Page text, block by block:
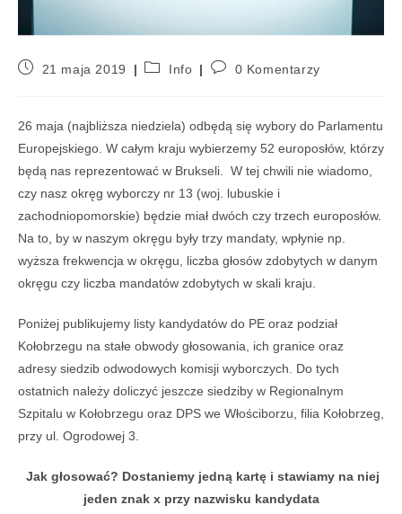
21 maja 2019 Info 0 Komentarzy
26 maja (najbliższa niedziela) odbędą się wybory do Parlamentu
Europejskiego. W całym kraju wybierzemy 52 europosłów, którzy
będą nas reprezentować w Brukseli. W tej chwili nie wiadomo,
czy nasz okręg wyborczy nr 13 (woj. lubuskie i
zachodniopomorskie) będzie miał dwóch czy trzech europosłów.
Na to, by w naszym okręgu były trzy mandaty, wpłynie np.
wyższa frekwencja w okręgu, liczba głosów zdobytych w danym
okręgu czy liczba mandatów zdobytych w skali kraju.
Poniżej publikujemy listy kandydatów do PE oraz podział
Kołobrzegu na stałe obwody głosowania, ich granice oraz
adresy siedzib odwodowych komisji wyborczych. Do tych
ostatnich należy doliczyć jeszcze siedziby w Regionalnym
Szpitalu w Kołobrzegu oraz DPS we Włościborzu, filia Kołobrzeg,
przy ul. Ogrodowej 3.
Jak głosować? Dostaniemy jedną kartę i stawiamy na niej
jeden znak x przy nazwisku kandydata